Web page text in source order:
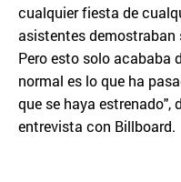
cualquier fiesta de
asistentes demostraban
Pero esto solo acababa
normal es lo que ha
que se haya estrenado",
entrevista con Billboard.